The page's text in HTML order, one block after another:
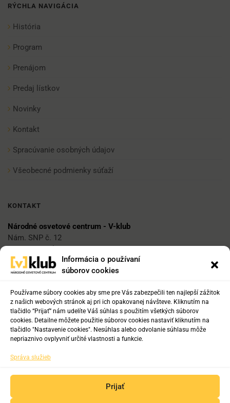
Informácia o používaní
súborov cookies
Používame súbory cookies aby sme pre Vás zabezpečili ten najlepší zážitok
z našich webových stránok aj pri ich opakovanej návšteve. Kliknutím na
tlačidlo “Prijať” nám udelíte Váš súhlas s použitím všetkých súborov
cookies. Detailne môžete použitie súborov cookies nastaviť kliknutím na
tlačidlo "Nastavenie cookies". Nesúhlas alebo odvolanie súhlasu môže
nepriaznivo ovplyvniť určité vlastnosti a funkcie.
Správa služieb
Prijať
RÝCHLA NAVIGÁCIA
História
Program
Prenájom
Predaj lístkov
Novinky
Kontakt
Spracúvanie osobných údajov
Všeobecné podmienky súťaží
KONTAKT
Národné osvetové centrum - V-klub
Nám. SNP č. 12
812 34 Bratislava 1
vklub@nocka.sk
Tel:
+421 2 204 71 217
+421 918 817 141